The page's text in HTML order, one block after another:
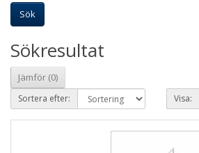
Sökresultat
Jämför (0)
Sortera efter: Visa: